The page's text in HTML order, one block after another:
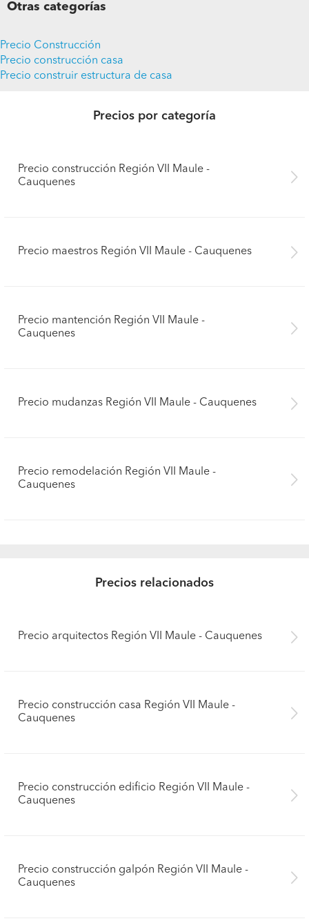
Otras categorías
Precio Construcción
Precio construcción casa
Precio construir estructura de casa
Precios por categoría
Precio construcción Región VII Maule -
Cauquenes
Precio maestros Región VII Maule - Cauquenes
Precio mantención Región VII Maule -
Cauquenes
Precio mudanzas Región VII Maule - Cauquenes
Precio remodelación Región VII Maule -
Cauquenes
Precios relacionados
Precio arquitectos Región VII Maule - Cauquenes
Precio construcción casa Región VII Maule -
Cauquenes
Precio construcción edificio Región VII Maule -
Cauquenes
Precio construcción galpón Región VII Maule -
Cauquenes